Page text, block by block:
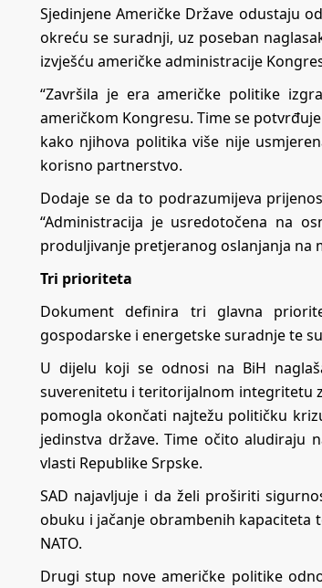
Sjedinjene Američke Države odustaju
okreću se suradnji, uz poseban
izvješću američke administracije
“Završila je era američke politike
američkom Kongresu. Time se
kako njihova politika više nije
korisno partnerstvo.
Dodaje se da to podrazumijeva
“Administracija je usredotočena na
produljivanje pretjeranog oslanjanja na
Tri prioriteta
Dokument definira tri glavna
gospodarske i energetske suradnje te
U dijelu koji se odnosi na BiH
suverenitetu i teritorijalnom integritetu
pomogla okončati najtežu političku
jedinstva države. Time očito aludiraju
vlasti Republike Srpske.
SAD najavljuje i da želi proširiti
obuku i jačanje obrambenih kapaciteta
NATO.
Drugi stup nove američke politike